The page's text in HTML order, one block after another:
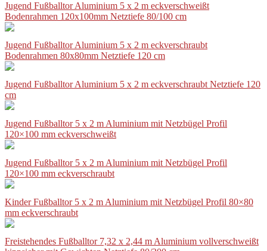
Jugend Fußballtor Aluminium 5 x 2 m eckverschweißt
Bodenrahmen 120x100mm Netztiefe 80/100 cm
Jugend Fußballtor Aluminium 5 x 2 m eckverschraubt
Bodenrahmen 80x80mm Netztiefe 120 cm
Jugend Fußballtor Aluminium 5 x 2 m eckverschraubt Netztiefe 120
cm
Jugend Fußballtor 5 x 2 m Aluminium mit Netzbügel Profil
120×100 mm eckverschweißt
Jugend Fußballtor 5 x 2 m Aluminium mit Netzbügel Profil
120×100 mm eckverschraubt
Kinder Fußballtor 5 x 2 m Aluminium mit Netzbügel Profil 80×80
mm eckverschraubt
Freistehendes Fußballtor 7,32 x 2,44 m Aluminium vollverschweißt